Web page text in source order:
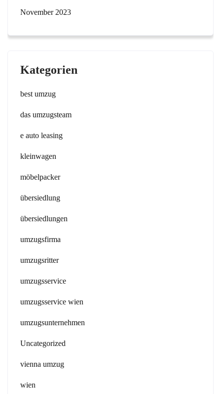
November 2023
Kategorien
best umzug
das umzugsteam
e auto leasing
kleinwagen
möbelpacker
übersiedlung
übersiedlungen
umzugsfirma
umzugsritter
umzugsservice
umzugsservice wien
umzugsunternehmen
Uncategorized
vienna umzug
wien